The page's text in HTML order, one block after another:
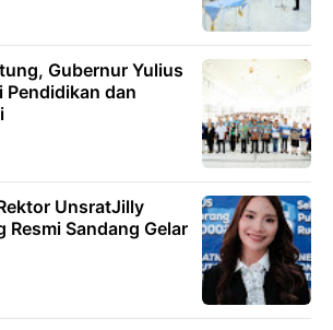
Gubernur Yulius
Pendidikan dan
UnsratJilly
Resmi Sandang Gelar